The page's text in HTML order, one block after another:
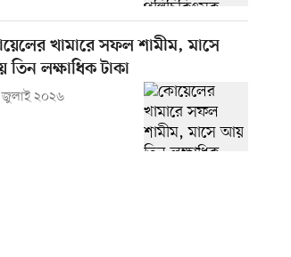
খামারে সফল শামীম, মাসে
লক্ষাধিক টাকা
২০২৬